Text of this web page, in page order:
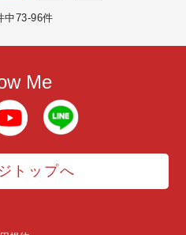
中73-96件
Me
トップへ